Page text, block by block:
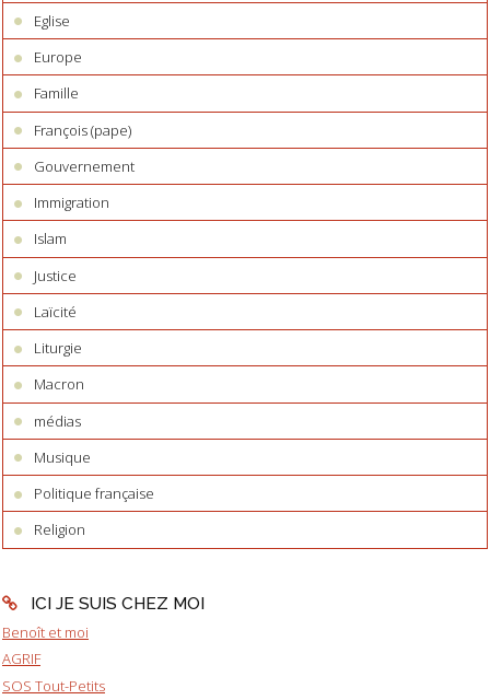
Eglise
Europe
Famille
François (pape)
Gouvernement
Immigration
Islam
Justice
Laïcité
Liturgie
Macron
médias
Musique
Politique française
Religion
ICI JE SUIS CHEZ MOI
Benoît et moi
AGRIF
SOS Tout-Petits